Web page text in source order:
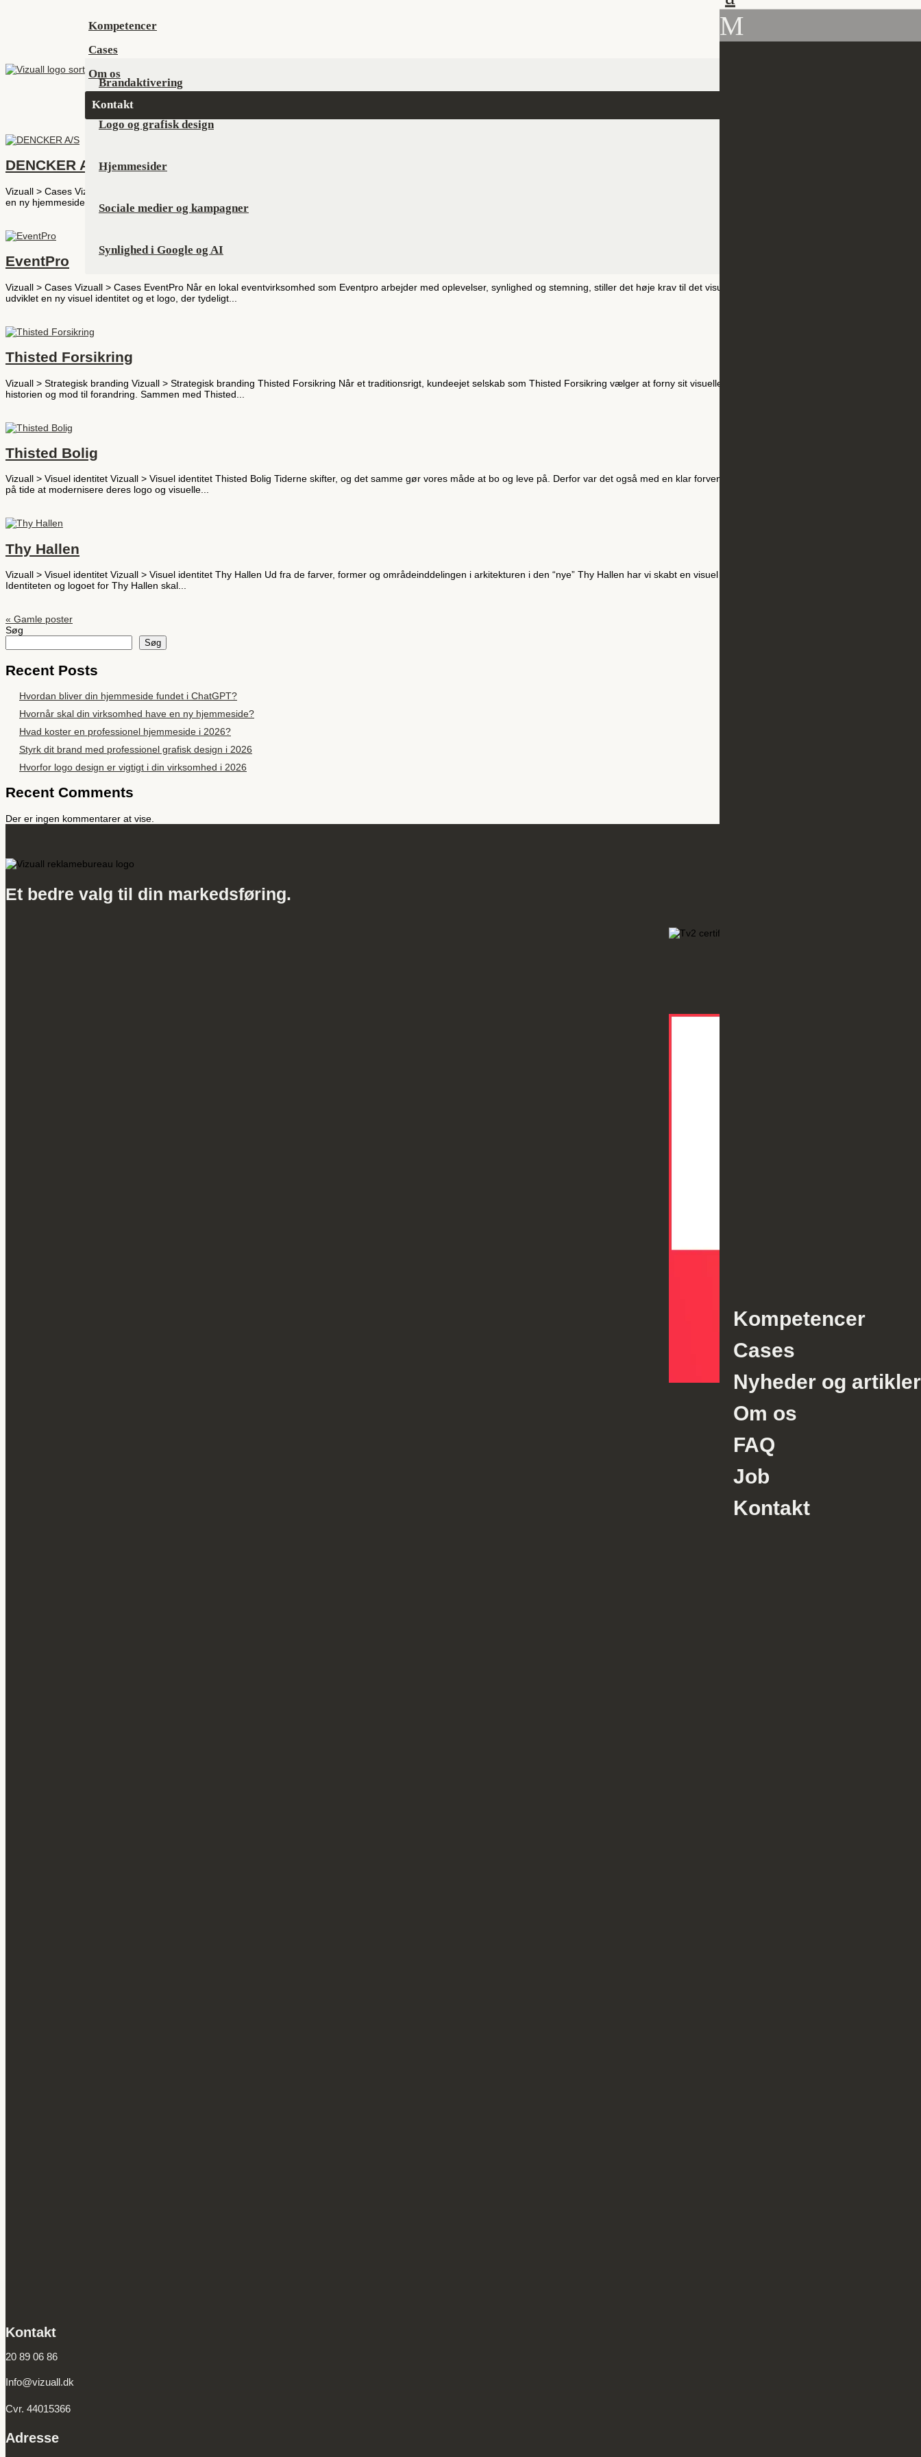
Kompetencer
Brandaktivering
Logo og grafisk design
Hjemmesider
Sociale medier og kampagner
Synlighed i Google og AI
Cases
Om os
Kontakt
M
Kompetencer
Cases
Nyheder og artikler
Om os
FAQ
Job
Kontakt
DENCKER A/S
Vizuall > Cases Vizuall > Cases DENCKER A/S DENCKER A/S ønskede et visuelt udtryk, der matchede virksomhedens udvikling. Sammen har vi opgraderet logo og payoff, udviklet en ny visuel identitet og skabt
en ny hjemmeside, profilbrochure og materialer til...
EventPro
Vizuall > Cases Vizuall > Cases EventPro Når en lokal eventvirksomhed som Eventpro arbejder med oplevelser, synlighed og stemning, stiller det høje krav til det visuelle udtryk. Sammen med EventPro har vi
udviklet en ny visuel identitet og et logo, der tydeligt...
Thisted Forsikring
Vizuall > Strategisk branding Vizuall > Strategisk branding Thisted Forsikring Når et traditionsrigt, kundeejet selskab som Thisted Forsikring vælger at forny sit visuelle udtryk, kræver det både respekt for
historien og mod til forandring. Sammen med Thisted...
Thisted Bolig
Vizuall > Visuel identitet Vizuall > Visuel identitet Thisted Bolig Tiderne skifter, og det samme gør vores måde at bo og leve på. Derfor var det også med en klar forventning fra Thisted Bolig om, at det også var
på tide at modernisere deres logo og visuelle...
Thy Hallen
Vizuall > Visuel identitet Vizuall > Visuel identitet Thy Hallen Ud fra de farver, former og områdeinddelingen i arkitekturen i den “nye” Thy Hallen har vi skabt en visuel identitet, hvis elementer er inspireret heraf.
Identiteten og logoet for Thy Hallen skal...
« Gamle poster
Søg
Søg
Recent Posts
Hvordan bliver din hjemmeside fundet i ChatGPT?
Hvornår skal din virksomhed have en ny hjemmeside?
Hvad koster en professionel hjemmeside i 2026?
Styrk dit brand med professionel grafisk design i 2026
Hvorfor logo design er vigtigt i din virksomhed i 2026
Recent Comments
Der er ingen kommentarer at vise.
Et bedre valg til din markedsføring.
Kontakt
20 89 06 86
Info@vizuall.dk
Cvr. 44015366
Adresse